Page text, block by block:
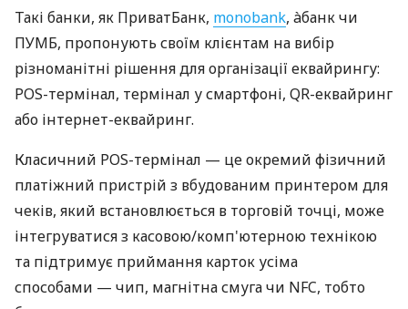
Такі банки, як ПриватБанк, monobank, àбанк чи
ПУМБ, пропонують своїм клієнтам на вибір
різноманітні рішення для організації еквайрингу:
POS-термінал, термінал у смартфоні, QR-еквайринг
або інтернет-еквайринг.
Класичний POS-термінал — це окремий фізичний
платіжний пристрій з вбудованим принтером для
чеків, який встановлюється в торговій точці, може
інтегруватися з касовою/комп'ютерною технікою
та підтримує приймання карток усіма
способами — чип, магнітна смуга чи NFC, тобто